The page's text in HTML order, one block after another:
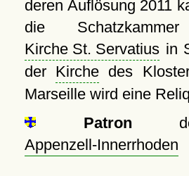
deren Auflösung 2011
die
Kirche St. Servatiusin
der Kirche des
Marseille wird eine
Patron
Appenzell-Innerrhoden